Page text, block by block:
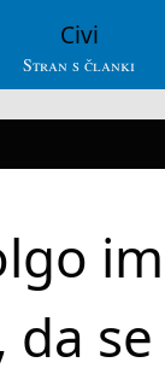
Civi
Stran s članki